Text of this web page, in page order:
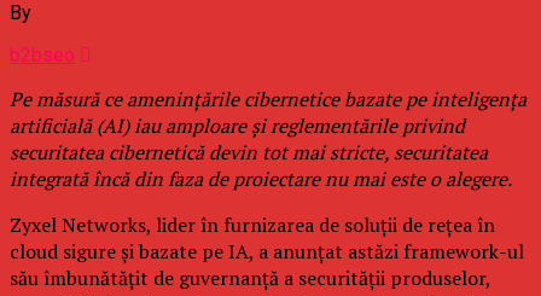
By
b2bseo
Pe măsură ce amenințările cibernetice bazate pe inteligența
artificială (AI) iau amploare și reglementările privind
securitatea cibernetică devin tot mai stricte, securitatea
integrată încă din faza de proiectare nu mai este o alegere.
Zyxel Networks, lider în furnizarea de soluții de rețea în
cloud sigure și bazate pe IA, a anunțat astăzi framework-ul
său îmbunătățit de guvernanță a securității produselor,